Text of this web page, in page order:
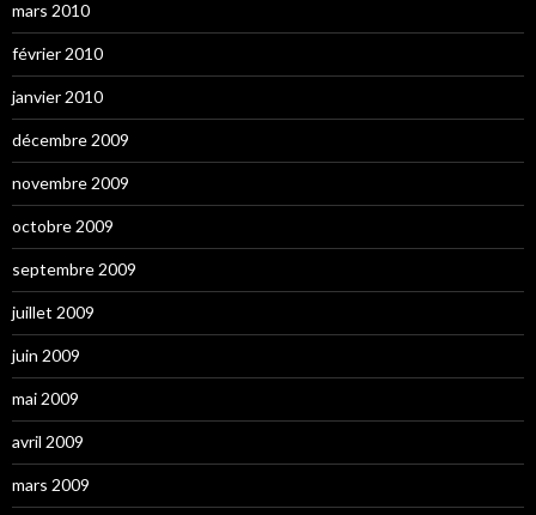
mars 2010
février 2010
janvier 2010
décembre 2009
novembre 2009
octobre 2009
septembre 2009
juillet 2009
juin 2009
mai 2009
avril 2009
mars 2009